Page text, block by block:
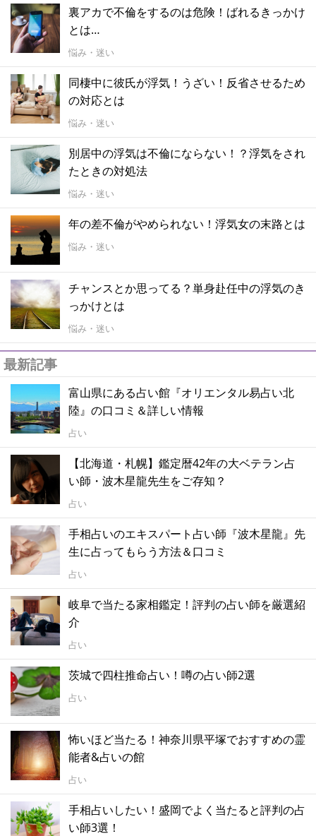
裏アカで不倫をするのは危険！ばれるきっかけ
とは…
悩み・迷い
同棲中に彼氏が浮気！うざい！反省させるため
の対応とは
悩み・迷い
別居中の浮気は不倫にならない！？浮気をされ
たときの対処法
悩み・迷い
年の差不倫がやめられない！浮気女の末路とは
悩み・迷い
チャンスとか思ってる？単身赴任中の浮気のき
っかけとは
悩み・迷い
最新記事
富山県にある占い館『オリエンタル易占い北
陸』の口コミ＆詳しい情報
占い
【北海道・札幌】鑑定暦42年の大ベテラン占
い師・波木星龍先生をご存知？
占い
手相占いのエキスパート占い師『波木星龍』先
生に占ってもらう方法＆口コミ
占い
岐阜で当たる家相鑑定！評判の占い師を厳選紹
介
占い
茨城で四柱推命占い！噂の占い師2選
占い
怖いほど当たる！神奈川県平塚でおすすめの霊
能者&占いの館
占い
手相占いしたい！盛岡でよく当たると評判の占
い師3選！